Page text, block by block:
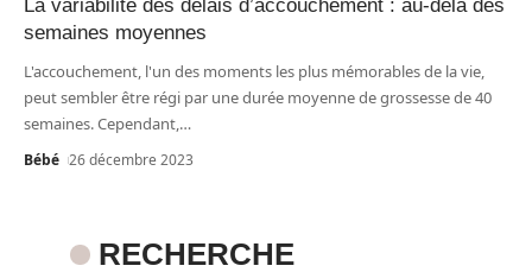
La variabilité des délais d’accouchement : au-delà des
semaines moyennes
L'accouchement, l'un des moments les plus mémorables de la vie,
peut sembler être régi par une durée moyenne de grossesse de 40
semaines. Cependant,…
Bébé 26 décembre 2023
RECHERCHE